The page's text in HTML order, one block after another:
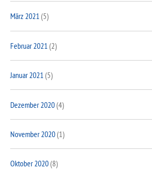
März 2021(5)
Februar 2021 (2)
Januar 2021(5)
Dezember 2020(4)
November 2020(1)
Oktober 2020(8)